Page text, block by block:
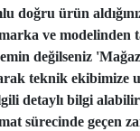
doğru ürün
marka ve modelinden
emin değilseniz
teknik ekibimize
detaylı bilgi
sürecinde geçen